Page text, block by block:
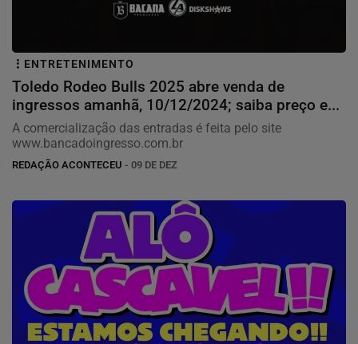
ENTRETENIMENTO
Toledo Rodeo Bulls 2025 abre venda de
ingressos amanhã, 10/12/2024; saiba preço e...
A comercialização das entradas é feita pelo site
www.bancadoingresso.com.br
REDAÇÃO ACONTECEU - 09 DE DEZ